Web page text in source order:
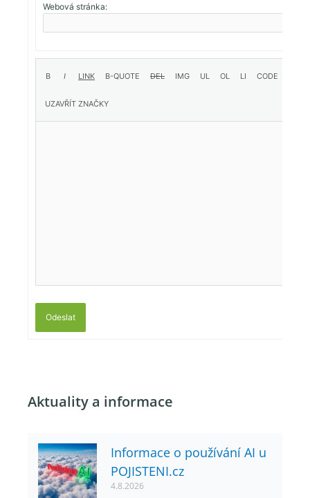
Webová stránka:
Odeslat
Aktuality a informace
Informace o používání AI u
POJISTENI.cz
4.8.2026